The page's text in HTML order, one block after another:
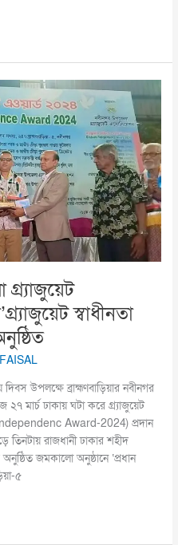
স্বাধীনতা
দিবস উপলক্ষে ব্রাহ্মণবাড়িয়ার নবীনগর
মার্চ ঢাকায় ঘটা করে গ্র্যাজুয়েট
Award-2024) প্রদান
তিনটায় রাজধানী ঢাকার শহীদ
জমকালো অনুষ্ঠানে ‘প্রধান
৫